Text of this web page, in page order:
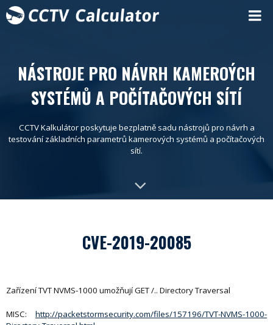
NÁSTROJE PRO NÁVRH KAMEROÝCH
SYSTÉMŮ A POČÍTAČOVÝCH SÍTÍ
CCTV Kalkulátor poskytuje bezplatně sadu nástrojů pro návrh a
testování základních parametrů kamerových systémů a počítačových
sítí.
CVE-2019-20085
Zařízení TVT NVMS-1000 umožňují GET /.. Directory Traversal
MISC: http://packetstormsecurity.com/files/157196/TVT-NVMS-1000-